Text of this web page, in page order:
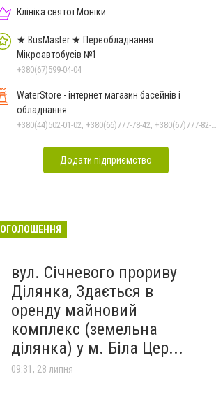
Клініка святої Моніки
★ BusMaster ★ Переобладнання
Мікроавтобусів №1
+380(67)599-04-04
WaterStore - інтернет магазин басейнів і
обладнання
Додати підприємство
ОГОЛОШЕННЯ
вул. Січневого прориву
Ділянка, Здається в
оренду майновий
комплекс (земельна
ділянка) у м. Біла Цер...
09:31, 28 липня